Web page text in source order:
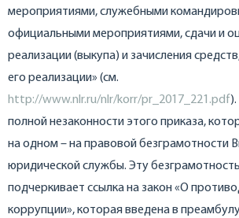
мероприятиями, служебными
официальными мероприятиями, сдачи и
реализации (выкупа) и зачисления
его реализации» (см.
http://www.nlr.ru/nlr/korr/pr_2017_221.pdf
полной незаконности этого приказа,
на одном – на правовой безграмотности
юридической службы. Эту
подчеркивает ссылка на закон «О
коррупции», которая введена в